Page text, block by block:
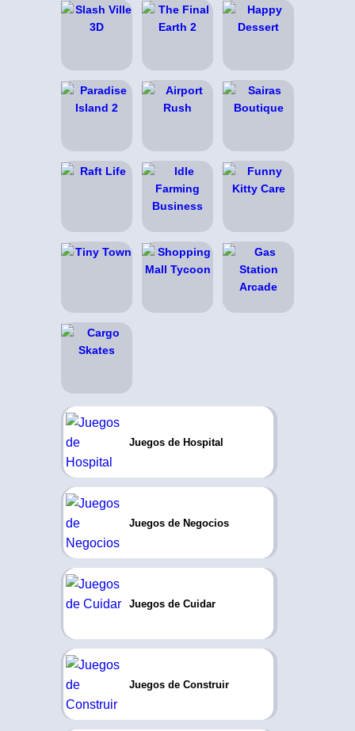
Juegos de Hospital
Juegos de Negocios
Juegos de Cuidar
Juegos de Construir